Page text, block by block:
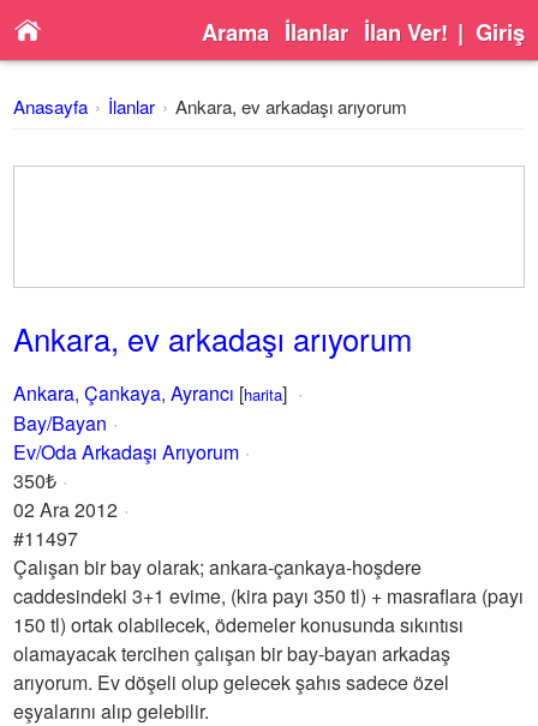
Arama İlanlar İlan Ver! | Giriş
Anasayfa İlanlar Ankara, ev arkadaşı arıyorum
Ankara, ev arkadaşı arıyorum
Ankara,Çankaya,Ayrancı [harita]
Bay/Bayan
Ev/Oda Arkadaşı Arıyorum
350₺
02 Ara 2012
#11497
Çalışan bir bay olarak; ankara-çankaya-hoşdere
caddesindeki 3+1 evime, (kira payı 350 tl) + masraflara (payı
150 tl) ortak olabilecek, ödemeler konusunda sıkıntısı
olamayacak tercihen çalışan bir bay-bayan arkadaş
arıyorum. Ev döşeli olup gelecek şahıs sadece özel
eşyalarını alıp gelebilir.